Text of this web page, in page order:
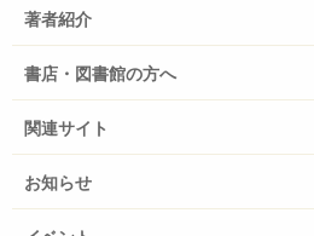
著者紹介
書店・図書館の方へ
関連サイト
お知らせ